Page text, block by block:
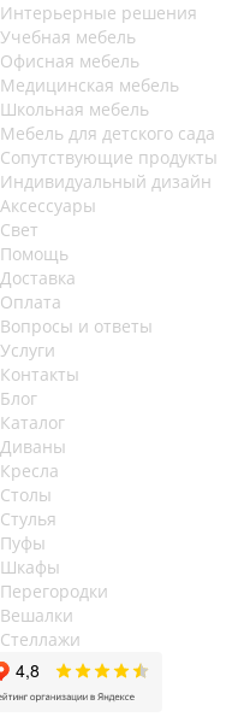
Интерьерные решения
Учебная мебель
Офисная мебель
Медицинская мебель
Школьная мебель
Мебель для детского сада
Сопутствующие продукты
Индивидуальный дизайн
Аксессуары
Свет
Помощь
Доставка
Оплата
Вопросы и ответы
Услуги
Контакты
Блог
Каталог
Диваны
Кресла
Столы
Стулья
Пуфы
Шкафы
Перегородки
Вешалки
Стеллажи